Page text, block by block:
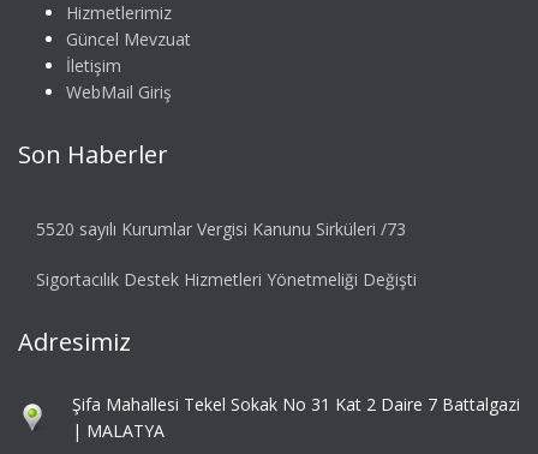
Hizmetlerimiz
Güncel Mevzuat
İletişim
WebMail Giriş
Son Haberler
5520 sayılı Kurumlar Vergisi Kanunu Sirküleri /73
Sigortacılık Destek Hizmetleri Yönetmeliği Değişti
Adresimiz
Şifa Mahallesi Tekel Sokak No 31 Kat 2 Daire 7 Battalgazi
| MALATYA